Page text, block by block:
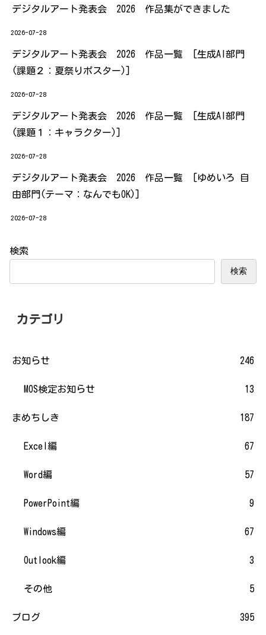
デジタルアート発表会 2026 作品集ができました
2026-07-28
デジタルアート発表会 2026 作品一覧 [生成AI部門
(課題２：夏祭りポスター)]
2026-07-28
デジタルアート発表会 2026 作品一覧 [生成AI部門
(課題１：キャラクター)]
2026-07-28
デジタルアート発表会 2026 作品一覧 [ゆめいろ 自
由部門(テーマ：なんでもOK)]
2026-07-28
検索
検索
カテゴリ
お知らせ 246
MOS検定お知らせ 13
まめちしき 187
Excel編 67
Word編 57
PowerPoint編 9
Windows編 67
Outlook編 3
その他 5
ブログ 395